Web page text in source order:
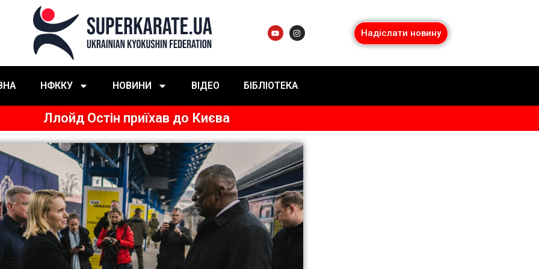
Надіслати новину
НФККУ НОВИНИ ВІДЕО БІБЛІОТЕКА
Ллойд Остін приїхав до Києва